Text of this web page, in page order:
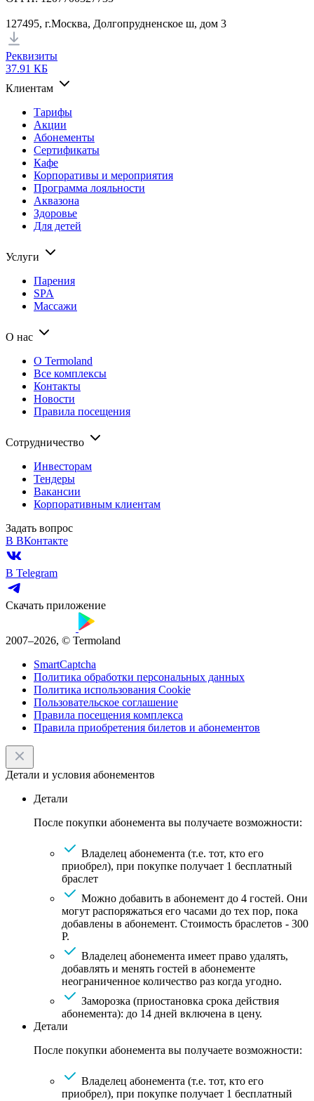
127495, г.Москва, Долгопрудненское ш, дом 3
Реквизиты
37.91 КБ
Клиентам
Тарифы
Акции
Абонементы
Сертификаты
Кафе
Корпоративы и мероприятия
Программа лояльности
Аквазона
Здоровье
Для детей
Услуги
Парения
SPA
Массажи
О нас
О Termoland
Все комплексы
Контакты
Новости
Правила посещения
Сотрудничество
Инвесторам
Тендеры
Вакансии
Корпоративным клиентам
Задать вопрос
В ВКонтакте
В Telegram
Скачать приложение
2007–2026, © Termoland
SmartCaptcha
Политика обработки персональных данных
Политика использования Cookie
Пользовательское соглашение
Правила посещения комплекса
Правила приобретения билетов и абонементов
Детали и условия абонементов
Детали
После покупки абонемента вы получаете возможности:
Владелец абонемента (т.е. тот, кто его
приобрел), при покупке получает 1 бесплатный
браслет
Можно добавить в абонемент до 4 гостей. Они
могут распоряжаться его часами до тех пор, пока
добавлены в абонемент. Стоимость браслетов - 300
Р.
Владелец абонемента имеет право удалять,
добавлять и менять гостей в абонементе
неограниченное количество раз когда угодно.
Заморозка (приостановка срока действия
абонемента): до 14 дней включена в цену.
Детали
После покупки абонемента вы получаете возможности:
Владелец абонемента (т.е. тот, кто его
приобрел), при покупке получает 1 бесплатный